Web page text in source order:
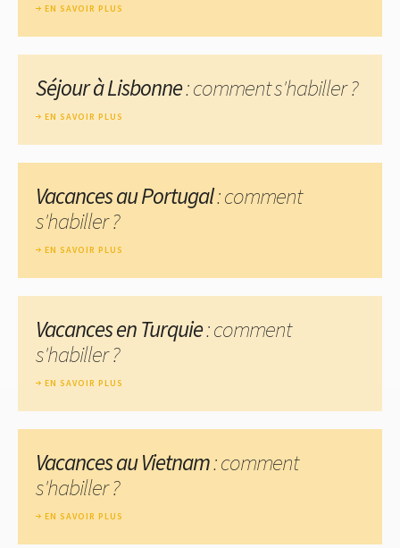
EN SAVOIR PLUS
Séjour à Lisbonne: comment s'habiller ?
EN SAVOIR PLUS
Vacances au Portugal: comment
s'habiller ?
EN SAVOIR PLUS
Vacances en Turquie: comment
s'habiller ?
EN SAVOIR PLUS
Vacances au Vietnam: comment
s'habiller ?
EN SAVOIR PLUS